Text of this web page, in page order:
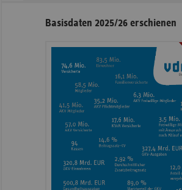
Seitennavigation
Seitenleiste
Informationen
Basisdaten 2025/26 erschienen